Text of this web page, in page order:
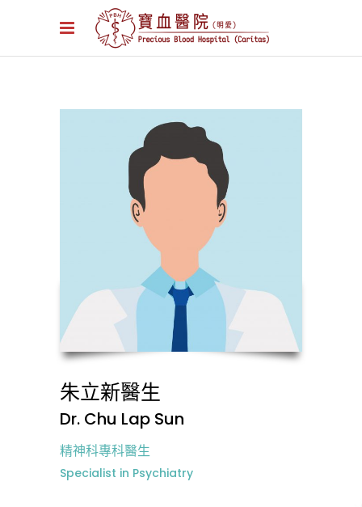
朱立新醫生
Dr. Chu Lap Sun
精神科專科醫生
Specialist in Psychiatry